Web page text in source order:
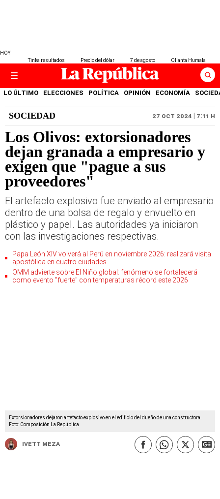
HOY
Tinka resultados
Precio del dólar 7 de agosto Ollanta Humala
LO ÚLTIMO ELECCIONES POLÍTICA OPINIÓN ECONOMÍA
SOCIEDAD 27 OCT 2024 | 7:11 H
Los Olivos: extorsionadores
dejan granada a empresario y
exigen que "pague a sus
proveedores"
El artefacto explosivo fue enviado al empresario
dentro de una bolsa de regalo y envuelto en
plástico y papel. Las autoridades ya iniciaron
con las investigaciones respectivas.
Papa León XIV volverá al Perú en noviembre 2026: realizará visita
apostólica en cuatro ciudades
OMM advierte sobre El Niño global: fenómeno se fortalecerá
como evento "fuerte" con temperaturas récord este 2026
Extorsionadores dejaron artefacto explosivo en el edificio del dueño de una constructora.
Foto: Composición La República
Ivett Meza